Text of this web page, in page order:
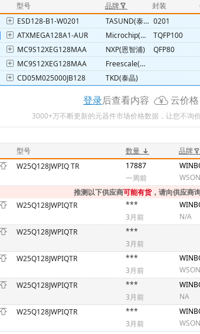
型号 品牌 封装
ESD128-B1-W0201 TASUND(泰盛达) 0201
ATXMEGA128A1-AUR Microchip(微芯) TQFP100
MC9S12XEG128MAA NXP(恩智浦) QFP80
MC9S12XEG128MAA Freescale(飞思卡尔)
CD05M025000JB128 TKD(泰晶)
PUYA(普冉) SOP 150MIL
24C128BN XBLW(芯伯乐) SOP-8
AT24C128 FY(方鱼）
GD25Q128ESIGR GD(兆易创新)
GD(兆易创新)
GD(兆易创新) SOP8
IT8227VG-128/CX
ON(安森美)
BY25Q128ESSIG BOYA(博雅)
PY25Q128HA-SUH-IR
W25Q128JVSIM WINBOND(华邦) SOP8
登录后查看内容 云价格
3000+万不断更新的元器件市场价格数据，让您不询
型号 数量 品牌
W25Q128JWPIQ TR
17887
一周前
推测以下供应商可能有货，请向供应商
W25Q128JWPIQTR
***
3月前
N/A
W25Q128JWPIQTR
***
3月前
W25Q128JWPIQTR
***
3月前
W25Q128JWPIQTR
***
3月前
NA
W25Q128JWPIQTR
***
3月前